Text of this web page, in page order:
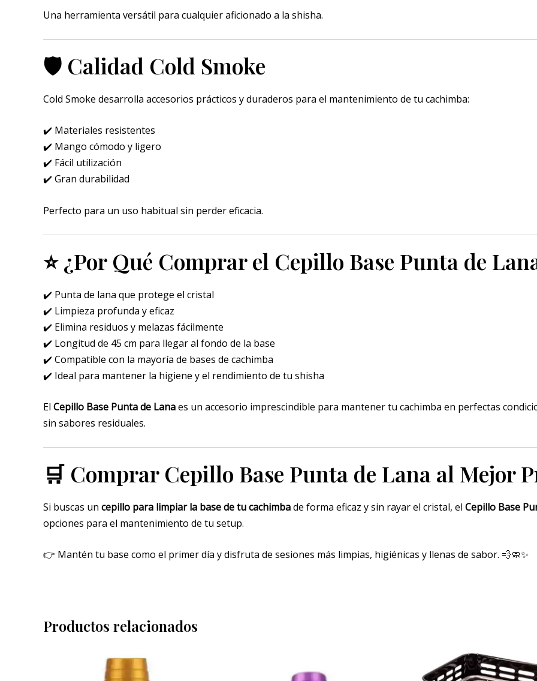
Una herramienta versátil para cualquier aficionado a la shisha.
🛡️ Calidad Cold Smoke
Cold Smoke desarrolla accesorios prácticos y duraderos para el mantenimiento de tu cachimba:
✔️ Materiales resistentes
✔️ Mango cómodo y ligero
✔️ Fácil utilización
✔️ Gran durabilidad
Perfecto para un uso habitual sin perder eficacia.
⭐ ¿Por Qué Comprar el Cepillo Base Punta de
✔️ Punta de lana que protege el cristal
✔️ Limpieza profunda y eficaz
✔️ Elimina residuos y melazas fácilmente
✔️ Longitud de 45 cm para llegar al fondo de la base
✔️ Compatible con la mayoría de bases de cachimba
✔️ Ideal para mantener la higiene y el rendimiento de tu shisha
El Cepillo Base Punta de Lanaes un accesorio imprescindible para mantener tu cachimba en perfectas
sin sabores residuales.
🛒 Comprar Cepillo Base Punta de Lana al Mejor
Si buscas un cepillo para limpiar la base de tu cachimbade forma eficaz y sin rayar el cristal, el Cepillo Base
opciones para el mantenimiento de tu setup.
👉 Mantén tu base como el primer día y disfruta de sesiones más limpias, higiénicas y llenas de sabor. 💨🧼✨
Productos relacionados